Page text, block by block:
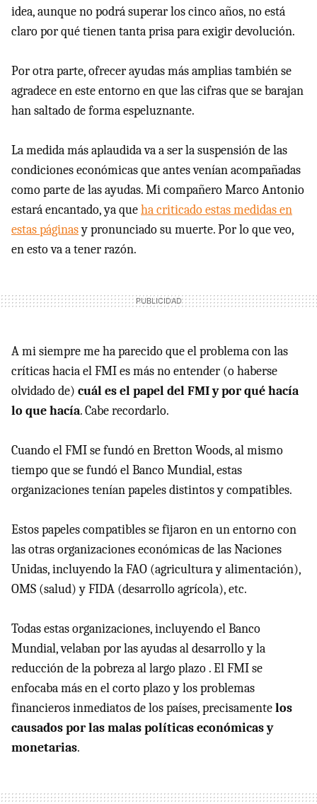
idea, aunque no podrá superar los cinco años, no está
claro por qué tienen tanta prisa para exigir devolución.
Por otra parte, ofrecer ayudas más amplias también se
agradece en este entorno en que las cifras que se barajan
han saltado de forma espeluznante.
La medida más aplaudida va a ser la suspensión de las
condiciones económicas que antes venían acompañadas
como parte de las ayudas. Mi compañero Marco Antonio
estará encantado, ya queha criticado estas medidas en
estas páginasy pronunciado su muerte. Por lo que veo,
en esto va a tener razón.
A mi siempre me ha parecido que el problema con las
críticas hacia elFMIes más no entender (o haberse
olvidado de) cuál es el papel delFMIy por qué hacía
lo que hacía. Cabe recordarlo.
Cuando elFMIse fundó en Bretton Woods, al mismo
tiempo que se fundó el Banco Mundial, estas
organizaciones tenían papeles distintos y compatibles.
Estos papeles compatibles se fijaron en un entorno con
las otras organizaciones económicas de las Naciones
Unidas, incluyendo laFAO (agricultura y alimentación),
OMS (salud) yFIDA (desarrollo agrícola), etc.
Todas estas organizaciones, incluyendo el Banco
Mundial, velaban por las ayudas al desarrollo y la
reducción de la pobreza al largo plazo . ElFMIse
enfocaba más en el corto plazo y los problemas
financieros inmediatos de los países, precisamentelos
causados por las malas políticas económicas y
monetarias.